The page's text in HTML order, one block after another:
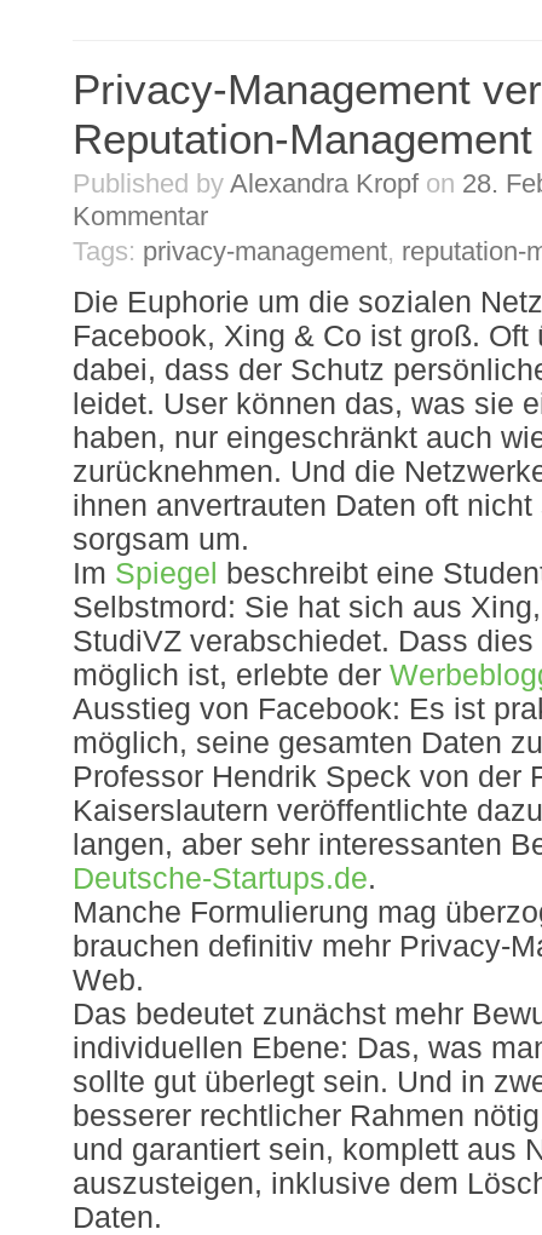
Privacy-Management
Reputation-Management
Published by Alexandra Kropf on 28.
Kommentar
Tags: privacy-management, reputation-
Die Euphorie um die sozialen
Facebook, Xing & Co ist groß. Oft
dabei, dass der Schutz
leidet. User können das, was sie
haben, nur eingeschränkt auch
zurücknehmen. Und die
ihnen anvertrauten Daten oft
sorgsam um.
Im Spiegel
beschreibt eine
Selbstmord: Sie hat sich aus
StudiVZ verabschiedet. Dass
möglich ist, erlebte der
Ausstieg von Facebook: Es ist
möglich, seine gesamten Daten
Professor Hendrik Speck von der
Kaiserslautern veröffentlichte
langen, aber sehr interessanten
Deutsche-Startups.de.
Manche Formulierung mag
brauchen definitiv mehr Privacy-
Web.
Das bedeutet zunächst mehr
individuellen Ebene: Das, was
sollte gut überlegt sein. Und in
besserer rechtlicher Rahmen
und garantiert sein, komplett aus
auszusteigen, inklusive dem
Daten.